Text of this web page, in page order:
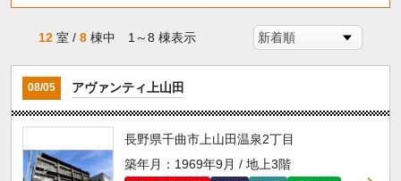
12 室 /8 棟中 1～8 棟表示
08/05 アヴァンティ上山田
長野県千曲市上山田温泉2丁目
築年月：1969年9月 / 地上3階